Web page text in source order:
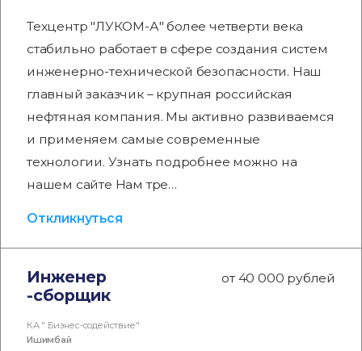
Техцентр "ЛУКОМ-А" более четверти века
стабильно работает в сфере создания систем
инженерно-технической безопасности. Наш
главный заказчик – крупная российская
нефтяная компания. Мы активно развиваемся
и применяем самые современные
технологии. Узнать подробнее можно на
нашем сайте Нам тре…
Откликнуться
Инженер
-сборщик
от 40 000 рублей
КА " Бизнес-содействие"
Ишимбай